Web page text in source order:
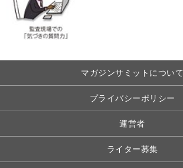
マガジンサミットについて
プライバシーポリシー
運営者
ライター募集